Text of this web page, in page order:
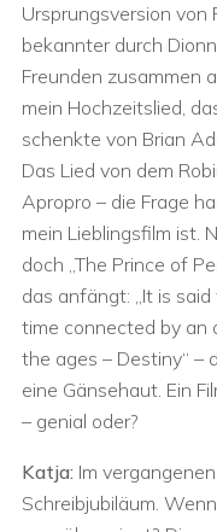
Ursprungsversion
bekannter durch
Freunden zusammen
mein Hochzeitslied,
schenkte von Brian
Das Lied von dem
Apropro – die Frage
mein Lieblingsfilm ist.
doch „The Prince of
das anfängt: „It is
time connected by an
the ages – Destiny“ –
eine Gänsehaut. Ein
– genial oder?
Katja: Im
Schreibjubiläum.